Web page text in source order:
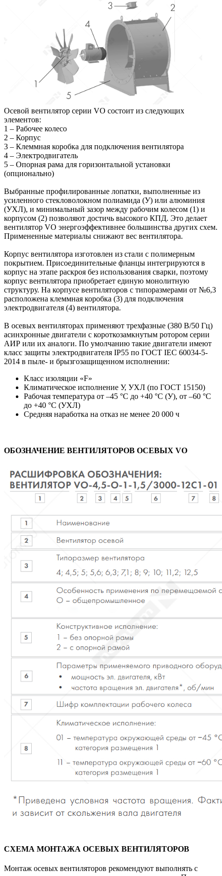
Осевой вентилятор серии VO состоит из следующих
элементов:
1 – Рабочее колесо
2 – Корпус
3 – Клеммная коробка для подключения вентилятора
4 – Электродвигатель
5 – Опорная рама для горизонтальной установки
(опционально)
Выбранные профилированные лопатки, выполненные из
усиленного стекловолокном полиамида (У) или алюминия
(УХЛ), и минимальный зазор между рабочим колесом (1) и
корпусом (2) позволяют достичь высокого КПД. Это делает
вентилятор VO энергоэффективнее большинства других схем.
Примененные материалы снижают вес вентилятора.
Корпус вентилятора изготовлен из стали с полимерным
покрытием. Присоединительные фланцы интегрируются в
корпус на этапе раскроя без использования сварки, поэтому
корпус вентилятора приобретает единую монолитную
структуру. На корпусе вентиляторов с типоразмерами от №6,3
расположена клеммная коробка (3) для подключения
электродвигателя (4) вентилятора.
В осевых вентиляторах применяют трехфазные (380 В/50 Гц)
асинхронные двигатели с короткозамкнутым ротором серии
АИР или их аналоги. По умолчанию такие двигатели имеют
класс защиты электродвигателя IP55 по ГОСТ IEC 60034-5-
2014 в пыле- и брызгозащищенном исполнении:
Класс изоляции «F»
Климатическое исполнение У, УХЛ (по ГОСТ 15150)
Рабочая температура от –45 °С до +40 °С (У), от –60 °С
до +40 °С (УХЛ)
Средняя наработка на отказ не менее 20 000 ч
ОБОЗНАЧЕНИЕ ВЕНТИЛЯТОРОВ ОСЕВЫХ VO
СХЕМА МОНТАЖА ОСЕВЫХ ВЕНТИЛЯТОРОВ
Монтаж осевых вентиляторов рекомендуют выполнять с